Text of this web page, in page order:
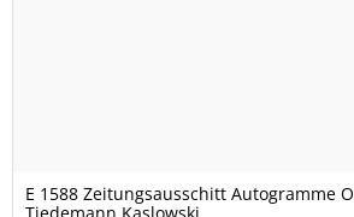
E 1588 Zeitungsausschitt Autogramme